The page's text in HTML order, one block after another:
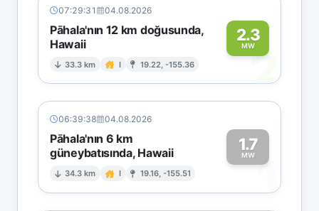
07:29:31 04.08.2026
Pāhala'nın 12 km doğusunda,
Hawaii
33.3 km I 19.22, -155.36
2.3
MW2
06:39:38 04.08.2026
Pāhala'nın 6 km
güneybatısında, Hawaii
34.3 km I 19.16, -155.51
1.7
MW1